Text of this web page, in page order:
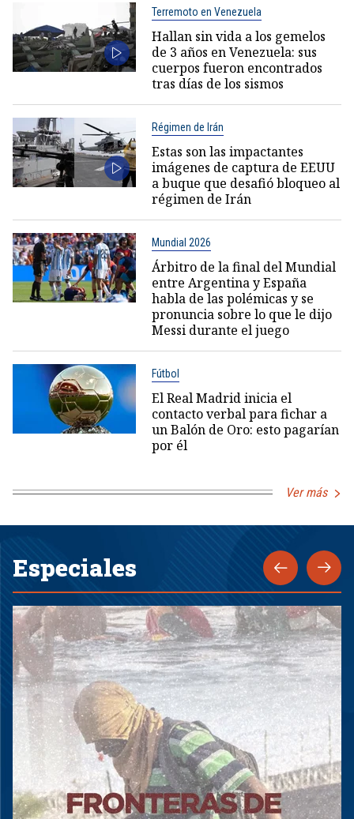
Terremoto en Venezuela
Hallan sin vida a los gemelos
de 3 años en Venezuela: sus
cuerpos fueron encontrados
tras días de los sismos
Régimen de Irán
Estas son las impactantes
imágenes de captura de EEUU
a buque que desafió bloqueo al
régimen de Irán
Mundial 2026
Árbitro de la final del Mundial
entre Argentina y España
habla de las polémicas y se
pronuncia sobre lo que le dijo
Messi durante el juego
Fútbol
El Real Madrid inicia el
contacto verbal para fichar a
un Balón de Oro: esto pagarían
por él
Ver más
Especiales